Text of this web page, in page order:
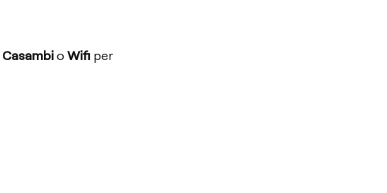
CasambioWifi per